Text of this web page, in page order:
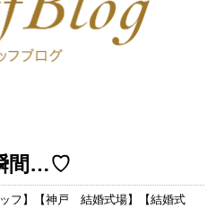
間…♡
フ 】【神戸 結婚式場】【結婚式